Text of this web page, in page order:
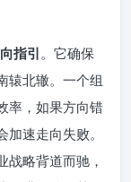
指引。它确保
辕北辙。一个组
率，如果方向错
速走向失败。
战略背道而驰，